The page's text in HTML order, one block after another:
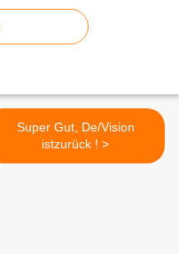
Super Gut, De/Vision
istzurück ! >